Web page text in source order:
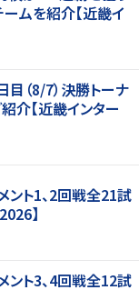
ムを紹介【近畿イ
（8/7）決勝トーナ
介【近畿インター
ント1、2回戦全21試
】
ント3、4回戦全12試